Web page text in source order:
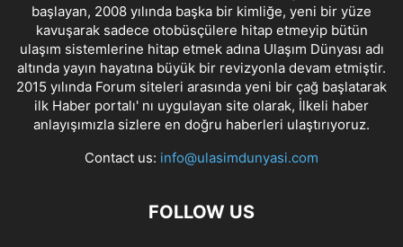
başlayan, 2008 yılında başka bir kimliğe, yeni bir yüze
kavuşarak sadece otobüsçülere hitap etmeyip bütün
ulaşım sistemlerine hitap etmek adına Ulaşım Dünyası adı
altında yayın hayatına büyük bir revizyonla devam etmiştir.
2015 yılında Forum siteleri arasında yeni bir çağ başlatarak
ilk Haber portalı' nı uygulayan site olarak, İlkeli haber
anlayışımızla sizlere en doğru haberleri ulaştırıyoruz.
Contact us: info@ulasimdunyasi.com
FOLLOW US